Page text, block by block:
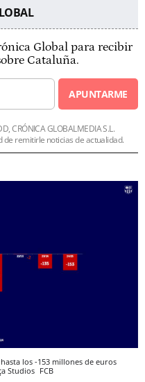
Global para recibir
Cataluña.
APUNTARME
CRÓNICA GLOBALMEDIA S.L.
remitirle noticias de actualidad.
los -153 millones de euros
Studios FCB